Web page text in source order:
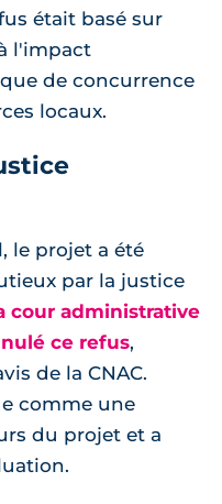
était basé sur
l'impact
de concurrence
locaux.
le projet a été
par la justice
cour administrative
ce refus,
de la CNAC.
comme une
du projet et a